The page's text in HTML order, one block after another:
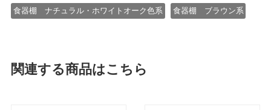
食器棚 ナチュラル・ホワイトオーク色系 食器棚 ブラウン系
関連する商品はこちら